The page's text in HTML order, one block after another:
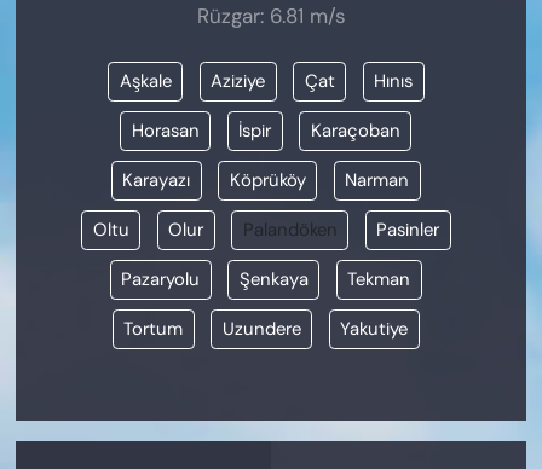
Rüzgar: 6.81 m/s
Aşkale Aziziye Çat Hınıs
Horasan İspir Karaçoban
Karayazı Köprüköy Narman
Oltu Olur Palandöken Pasinler
Pazaryolu Şenkaya Tekman
Tortum Uzundere Yakutiye
SİYASET
VAN VE DİYARBAKIR HABERLERİ